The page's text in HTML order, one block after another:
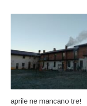
aprile ne mancano tre!